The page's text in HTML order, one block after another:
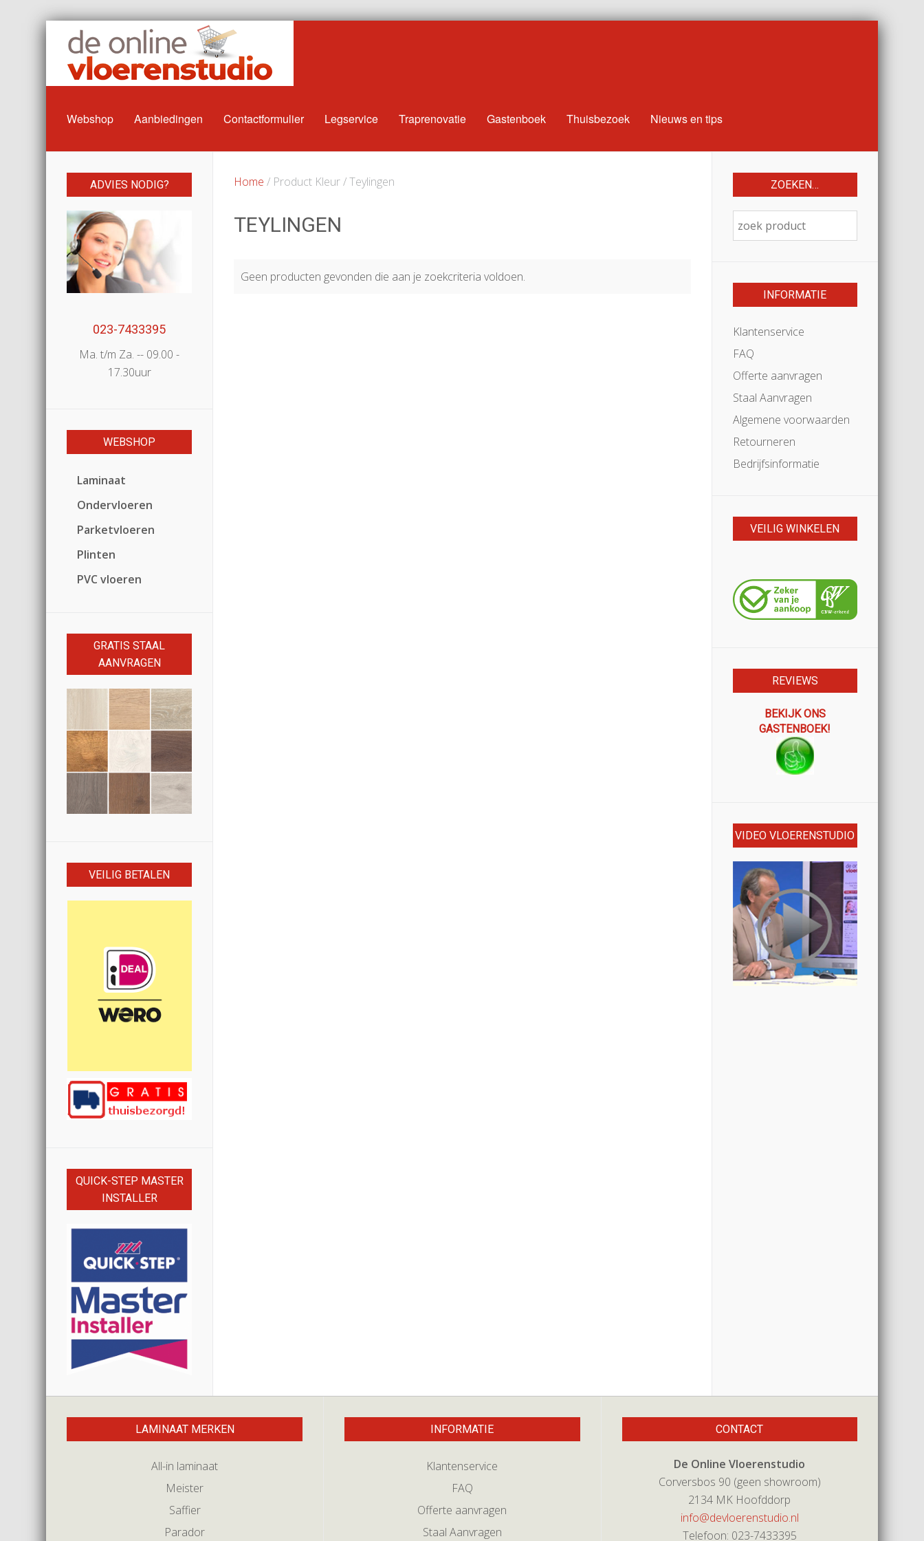
Webshop Aanbiedingen Contactformulier Legservice Traprenovatie Gastenboek Thuisbezoek Nieuws en tips
Home / Product Kleur / Teylingen
TEYLINGEN
Geen producten gevonden die aan je zoekcriteria voldoen.
ADVIES NODIG?
023-7433395
Ma. t/m Za. -- 09.00 -
17.30uur
WEBSHOP
Laminaat
Ondervloeren
Parketvloeren
Plinten
PVC vloeren
GRATIS STAAL
AANVRAGEN
VEILIG BETALEN
QUICK-STEP MASTER
INSTALLER
ZOEKEN…
INFORMATIE
Klantenservice
FAQ
Offerte aanvragen
Staal Aanvragen
Algemene voorwaarden
Retourneren
Bedrijfsinformatie
VEILIG WINKELEN
REVIEWS
BEKIJK ONS
GASTENBOEK!
VIDEO VLOERENSTUDIO
LAMINAAT MERKEN
All-in laminaat
Meister
Saffier
Parador
INFORMATIE
Klantenservice
FAQ
Offerte aanvragen
Staal Aanvragen
CONTACT
De Online Vloerenstudio
Corversbos 90 (geen showroom)
2134 MK Hoofddorp
info@devloerenstudio.nl
Telefoon: 023-7433395